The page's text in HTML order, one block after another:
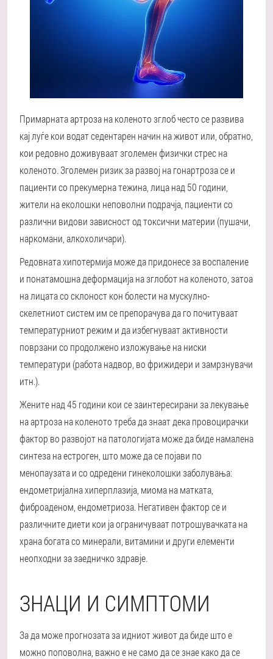
Примарната артроза на коленото зглоб често се развива
кај луѓе кои водат седентарен начин на живот или, обратно,
кои редовно доживуваат зголемен физички стрес на
коленото. Зголемен ризик за развој на гонартроза се и
пациенти со прекумерна тежина, лица над 50 години,
жители на еколошки неповолни подрачја, пациенти со
различни видови зависност од токсични материи (пушачи,
наркомани, алкохоличари).
Редовната хипотермија може да придонесе за воспаление
и понатамошна деформација на зглобот на коленото, затоа
на лицата со склоност кон болести на мускулно-
скелетниот систем им се препорачува да го почитуваат
температурниот режим и да избегнуваат активности
поврзани со продолжено изложување на ниски
температури (работа надвор, во фрижидери и замрзнувачи
итн.).
Жените над 45 години кои се заинтересирани за лекување
на артроза на коленото треба да знаат дека провоцирачки
фактор во развојот на патологијата може да биде намалена
синтеза на естроген, што може да се појави по
менопаузата и со одредени гинеколошки заболувања:
ендометријална хиперплазија, миома на матката,
фиброаденом, ендометриоза. Негативен фактор се и
различните диети кои ја ограничуваат потрошувачката на
храна богата со минерали, витамини и други елементи
неопходни за заедничко здравје.
ЗНАЦИ И СИМПТОМИ
За да може прогнозата за идниот живот да биде што е
можно поповолна, важно е не само да се знае како да се